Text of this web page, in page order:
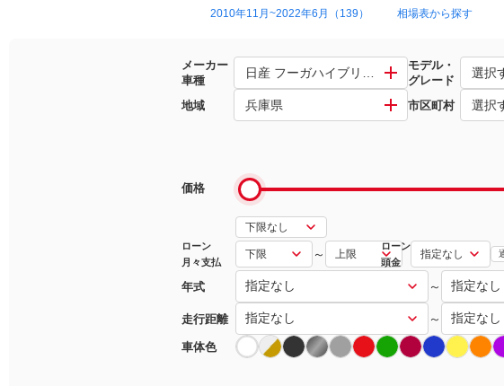
2010年11月~2022年6月（139） 相場表から探す
メーカー
車種
日産 フーガハイブリッド
モデル・
グレード
選択
地域 兵庫県 市区町村 選択
価格
ローン
月々支払
～
ローン
頭金
年式 ～
走行距離 ～
車体色